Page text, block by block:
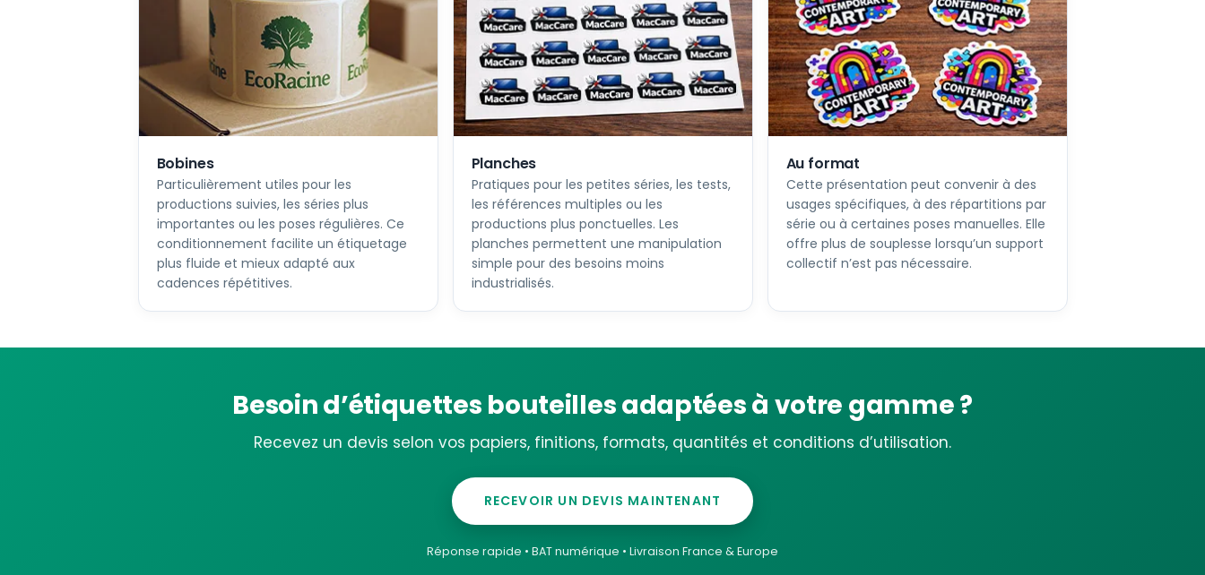
Bobines
Particulièrement utiles pour les
productions suivies, les séries plus
importantes ou les poses régulières. Ce
conditionnement facilite un étiquetage
plus fluide et mieux adapté aux
cadences répétitives.
Planches
Pratiques pour les petites séries, les tests,
les références multiples ou les
productions plus ponctuelles. Les
planches permettent une manipulation
simple pour des besoins moins
industrialisés.
Au format
Cette présentation peut convenir à des
usages spécifiques, à des répartitions par
série ou à certaines poses manuelles. Elle
offre plus de souplesse lorsqu’un support
collectif n’est pas nécessaire.
Besoin d’étiquettes bouteilles adaptées à votre gamme ?
Recevez un devis selon vos papiers, finitions, formats, quantités et conditions d’utilisation.
RECEVOIR UN DEVIS MAINTENANT
Réponse rapide • BAT numérique • Livraison France & Europe